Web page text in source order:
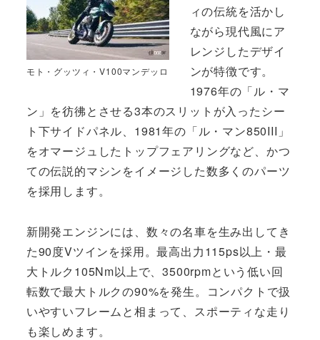
モト・グッツィ・V100マンデッロ
ィの伝統を活かし
ながら現代風にア
レンジしたデザイ
ンが特徴です。
1976年の「ル・マ
ン」を彷彿とさせる3本のスリットが入ったシー
ト下サイドパネル、1981年の「ル・マン850III」
をオマージュしたトップフェアリングなど、かつ
ての伝説的マシンをイメージした数多くのパーツ
を採用します。
新開発エンジンには、数々の名車を生み出してき
た90度Vツインを採用。最高出力115ps以上・最
大トルク105Nm以上で、3500rpmという低い回
転数で最大トルクの90%を発生。コンパクトで扱
いやすいフレームと相まって、スポーティな走り
も楽しめます。